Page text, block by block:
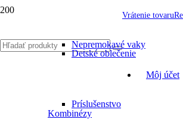
Vrátenie tovaru
Môj účet
Detské oblečenie
Kombinézy
Nepremokavé vaky
Príslušenstvo